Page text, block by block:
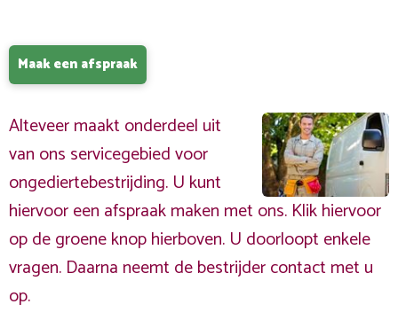
Maak een afspraak
Alteveer maakt onderdeel uit
van ons servicegebied voor
ongediertebestrijding. U kunt
hiervoor een afspraak maken met ons. Klik hiervoor
op de groene knop hierboven. U doorloopt enkele
vragen. Daarna neemt de bestrijder contact met u
op.